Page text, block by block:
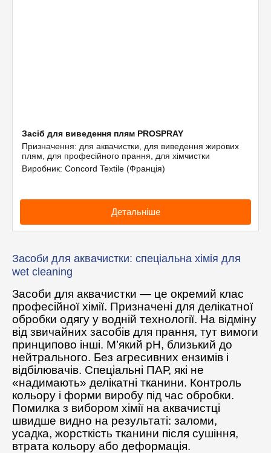
Засіб для виведення плям PROSPRAY
Призначення: для аквачистки, для виведення жирових
плям, для професійного прання, для хімчистки
Виробник: Concord Textile (Франція)
Детальніше
Засоби для аквачистки: спеціальна хімія для
wet cleaning
Засоби для аквачистки — це окремий клас
професійної хімії. Призначені для делікатної
обробки одягу у водній технології. На відміну
від звичайних засобів для прання, тут вимоги
принципово інші. М’який pH, близький до
нейтрального. Без агресивних ензимів і
відбілювачів. Спеціальні ПАР, які не
«надимають» делікатні тканини. Контроль
кольору і форми виробу під час обробки.
Помилка з вибором хімії на аквачистці
швидше видно на результаті: заломи,
усадка, жорсткість тканини після сушіння,
втрата кольору або деформація.